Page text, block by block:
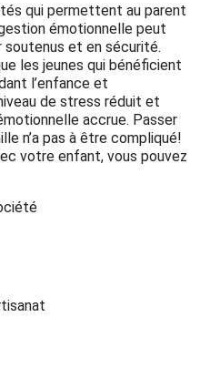
qui permettent au parent
émotionnelle peut
et en sécurité.
les jeunes qui bénéficient
l’enfance et
de stress réduit et
accrue. Passer
n’a pas à être compliqué!
votre enfant, vous pouvez